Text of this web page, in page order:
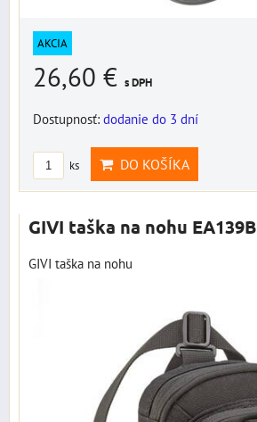
AKCIA
26,60 € s DPH
Dostupnosť: dodanie do 3 dní
ks DO KOŠÍKA
GIVI taška na nohu EA139B
GIVI taška na nohu